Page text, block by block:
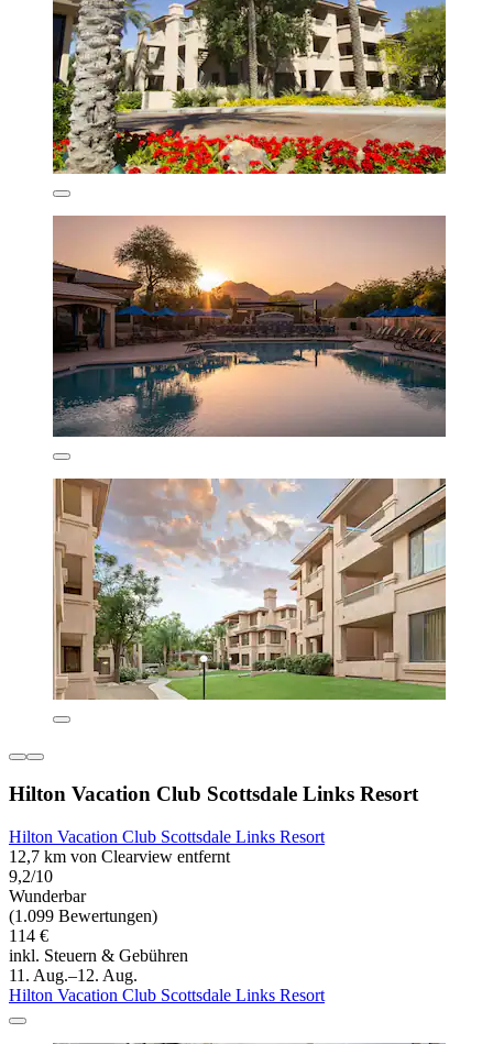
Hilton Vacation Club Scottsdale Links Resort
Hilton Vacation Club Scottsdale Links Resort
12,7 km von Clearview entfernt
9,2/10
Wunderbar
(1.099 Bewertungen)
114 €
inkl. Steuern & Gebühren
11. Aug.–12. Aug.
Hilton Vacation Club Scottsdale Links Resort